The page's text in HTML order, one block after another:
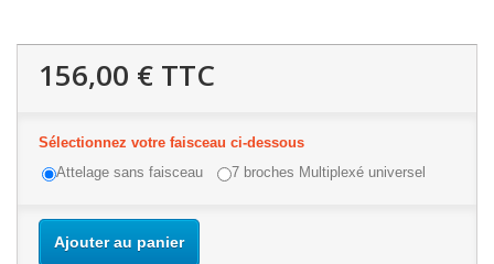
156,00 € TTC
Sélectionnez votre faisceau ci-dessous
Attelage sans faisceau
7 broches Multiplexé universel
Ajouter au panier